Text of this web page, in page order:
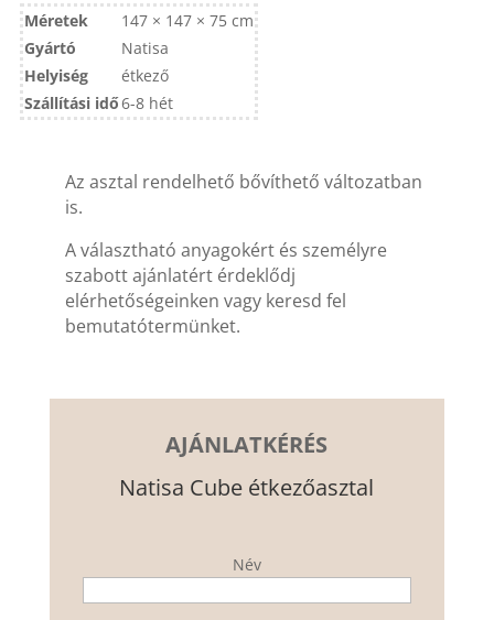
Méretek
147 × 147 × 75 cm
Gyártó
Natisa
Helyiség
étkező
Szállítási idő6-8 hét
Az asztal rendelhető bővíthető változatban
is.
A választható anyagokért és személyre
szabott ajánlatért érdeklődj
elérhetőségeinken vagy keresd fel
bemutatótermünket.
AJÁNLATKÉRÉS
Natisa Cube étkezőasztal
Név